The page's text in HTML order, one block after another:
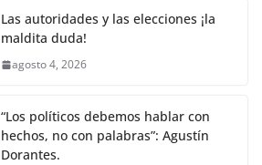
Las autoridades y las elecciones ¡la
maldita duda!
agosto 4, 2026
“Los políticos debemos hablar con
hechos, no con palabras”: Agustín
Dorantes.